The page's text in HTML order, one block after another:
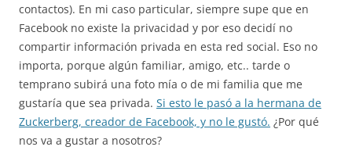
contactos). En mi caso particular, siempre supe que en
Facebook no existe la privacidad y por eso decidí no
compartir información privada en esta red social. Eso no
importa, porque algún familiar, amigo, etc.. tarde o
temprano subirá una foto mía o de mi familia que me
gustaría que sea privada. Si esto le pasó a la hermana de
Zuckerberg, creador de Facebook, y no le gustó. ¿Por qué
nos va a gustar a nosotros?